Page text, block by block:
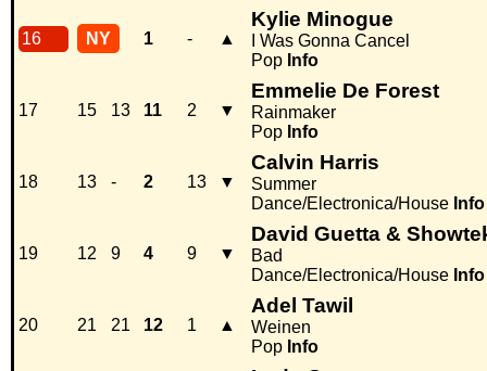
16 NY 1 - ▲
Kylie Minogue
I Was Gonna Cancel
Pop Info
17 15 13 11 2 ▼
Emmelie De Forest
Rainmaker
Pop Info
18 13 - 2 13 ▼
Calvin Harris
Summer
Dance/Electronica/House Info
19 12 9 4 9 ▼
David Guetta &
Bad
Dance/Electronica/House Info
20 21 21 12 1 ▲
Adel Tawil
Weinen
Pop Info